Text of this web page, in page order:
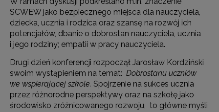
SCWEW jako bezpiecznego miejsca dla nauczyciela,
dziecka, ucznia i rodzica oraz szansę na rozwój ich
potencjałów, dbanie o dobrostan nauczyciela, ucznia
i jego rodziny; empatii w pracy nauczyciela.
Drugi dzień konferencji rozpoczął Jarosław Kordziński
swoim wystąpieniem na temat: Dobrostanu uczniów
we wspierającej szkole. Spojrzenie na sukces ucznia
przez różnorodne perspektywy oraz na szkołę jako
środowisko zróżnicowanego rozwoju, to główne myśli